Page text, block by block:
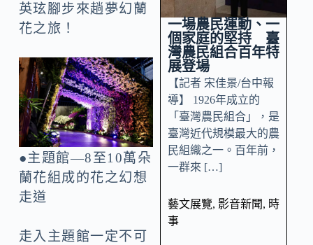
英玹腳步來趟夢幻蘭
花之旅！
●主題館—8至10萬朵
蘭花組成的花之幻想
走道
走入主題館一定不可
一場農民運動、一
個家庭的堅持 臺
灣農民組合百年特
展登場
【記者 宋佳景/台中報
導】 1926年成立的
「臺灣農民組合」，是
臺灣近代規模最大的農
民組織之一。百年前，
一群來 […]
藝文展覽, 影音新聞, 時
事